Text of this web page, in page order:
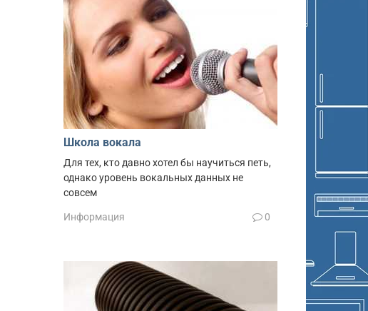
Школа вокала
Для тех, кто давно хотел бы научиться петь,
однако уровень вокальных данных не
совсем
Информация 0